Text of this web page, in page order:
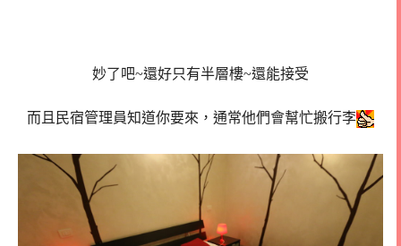
妙了吧~還好只有半層樓~還能接受
而且民宿管理員知道你要來，通常他們會幫忙搬行李